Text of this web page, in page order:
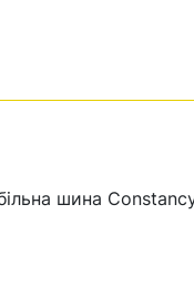
шина